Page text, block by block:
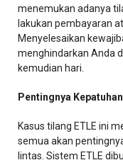
menemukan adanya
lakukan pembayaran
Menyelesaikan
menghindarkan Anda
kemudian hari.
Pentingnya
Kasus tilang ETLE ini
semua akan
lintas. Sistem ETLE